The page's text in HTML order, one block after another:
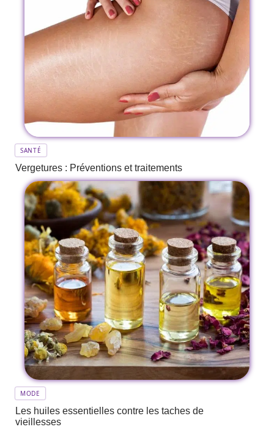
SANTÉ
Vergetures : Préventions et traitements
MODE
Les huiles essentielles contre les taches de
vieillesses